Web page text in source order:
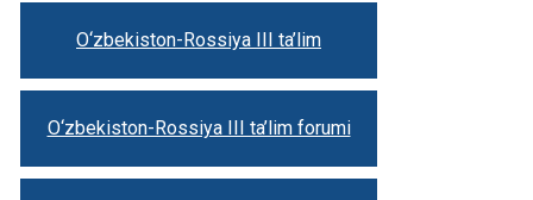
O‘zbekiston-Rossiya III ta’lim
O‘zbekiston-Rossiya III ta’lim forumi